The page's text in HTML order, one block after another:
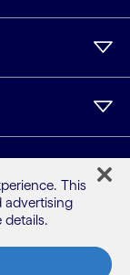
This
advertising
details.